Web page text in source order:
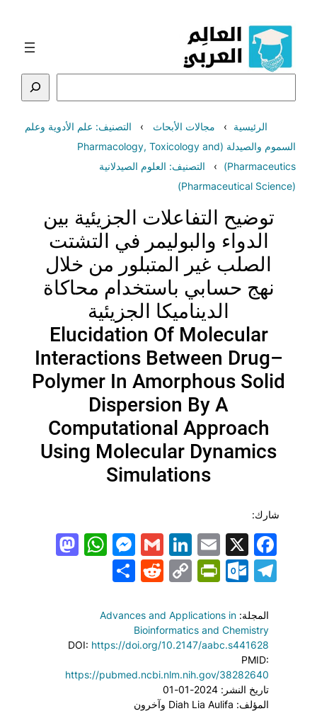
المحتوى
الرئيسية مجالات الأبحاث
التصنيف: علم الأدوية وعلم
السموم والصيدلة (Pharmacology, Toxicology and
Pharmaceutics)
التصنيف: العلوم الصيدلانية
(Pharmaceutical Science)
توضيح التفاعلات الجزيئية بين
الدواء والبوليمر في التشتت
الصلب غير المتبلور من خلال
نهج حسابي باستخدام محاكاة
الديناميكا الجزيئية
Elucidation Of Molecular
Interactions Between Drug–
Polymer In Amorphous Solid
Dispersion By A
Computational Approach
Using Molecular Dynamics
Simulations
شارك:
Facebook
X
Email
LinkedIn
Gmail
Telegram
Outlook.com
PrintFriendly
Copy
Reddit
Share
المجلة: Advances and Applications in
Bioinformatics and Chemistry
DOI: https://doi.org/10.2147/aabc.s441628
PMID:
https://pubmed.ncbi.nlm.nih.gov/38282640
تاريخ النشر: 2024-01-01
المؤلف: Diah Lia Aulifa وآخرون